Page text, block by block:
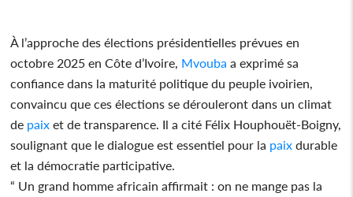
À l’approche des élections présidentielles prévues en
octobre 2025 en Côte d’Ivoire, Mvouba a exprimé sa
confiance dans la maturité politique du peuple ivoirien,
convaincu que ces élections se dérouleront dans un climat
de paix et de transparence. Il a cité Félix Houphouët-Boigny,
soulignant que le dialogue est essentiel pour la paix durable
et la démocratie participative.
“ Un grand homme africain affirmait : on ne mange pas la